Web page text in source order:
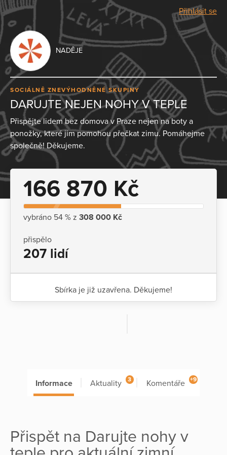
Přihlásit se
NADĚJE
SOCIÁLNĚ ZNEVÝHODNĚNÉ SKUPINY
DARUJTE NEJEN NOHY V TEPLE
Přispějte lidem bez domova v Praze nejen na boty a
ponožky, které jim pomohou přečkat zimu. Pomáhejme
společně! Děkujeme.
166 870 Kč
vybráno 54 % z 308 000 Kč
přispělo
207 lidí
Sbírka je již uzavřena. Děkujeme!
Informace Aktuality 3 Komentáře +9
Přispět na Darujte nohy v